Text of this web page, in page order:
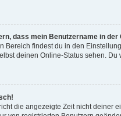
dass mein Benutzername in
Bereich findest du in den
deinen Online-Status sehen.
die angezeigte Zeit nicht deiner